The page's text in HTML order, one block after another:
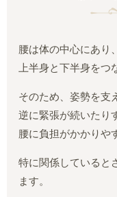
腰は体の中心にあり、
上半身と下半身をつ
そのため、姿勢を支
逆に緊張が続いたり
腰に負担がかかりや
特に関係していると
ます。